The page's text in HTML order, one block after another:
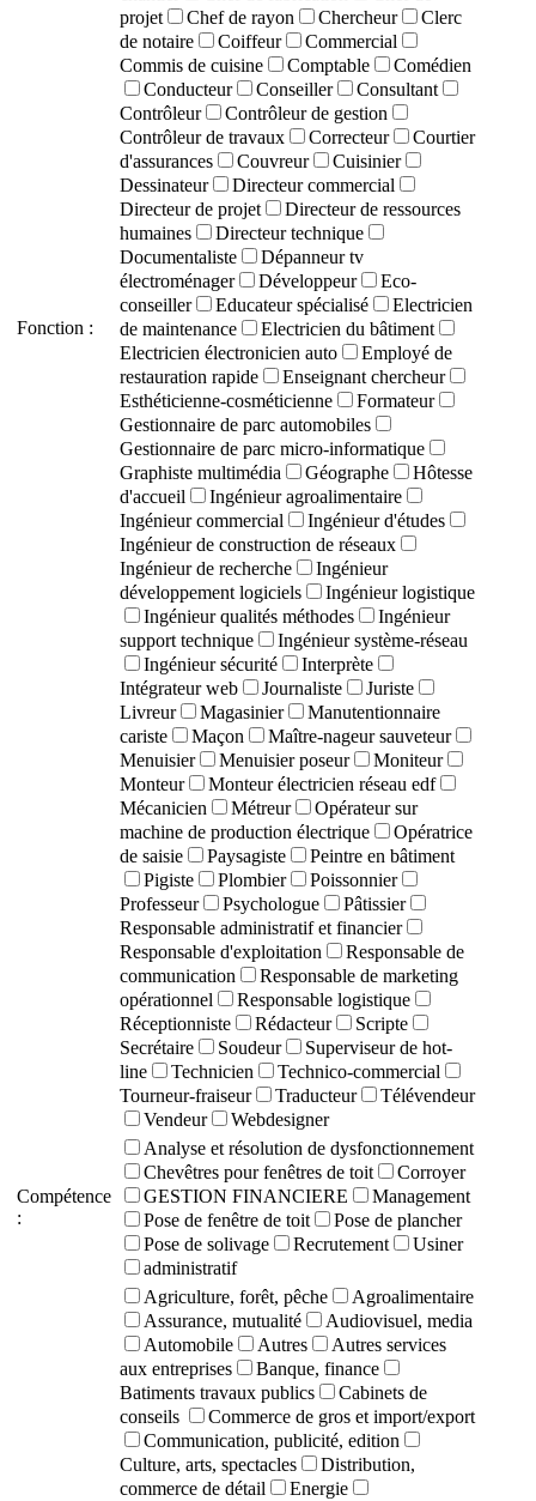
Fonction :
projet
Chef de rayon Chercheur
Clerc
de notaire
Coiffeur
Commercial
Commis de cuisine
Comptable
Comédien
Conducteur
Conseiller
Consultant
Contrôleur
Contrôleur de gestion
Contrôleur de travaux
Correcteur
Courtier
d'assurances
Couvreur
Cuisinier
Dessinateur
Directeur commercial
Directeur de projet
Directeur de ressources
humaines
Directeur technique
Documentaliste
Dépanneur tv
électroménager
Développeur
Eco-
conseiller
Educateur spécialisé
Electricien
de maintenance
Electricien du bâtiment
Electricien électronicien auto
Employé de
restauration rapide
Enseignant chercheur
Esthéticienne-cosméticienne
Formateur
Gestionnaire de parc automobiles
Gestionnaire de parc micro-informatique
Graphiste multimédia
Géographe
Hôtesse
d'accueil
Ingénieur agroalimentaire
Ingénieur commercial
Ingénieur d'études
Ingénieur de construction de réseaux
Ingénieur de recherche
Ingénieur
développement logiciels
Ingénieur logistique
Ingénieur qualités méthodes
Ingénieur
support technique
Ingénieur système-réseau
Ingénieur sécurité
Interprète
Intégrateur web
Journaliste
Juriste
Livreur
Magasinier
Manutentionnaire
cariste
Maçon
Maître-nageur sauveteur
Menuisier
Menuisier poseur
Moniteur
Monteur
Monteur électricien réseau edf
Mécanicien
Métreur
Opérateur sur
machine de production électrique
Opératrice
de saisie
Paysagiste
Peintre en bâtiment
Pigiste
Plombier
Poissonnier
Professeur
Psychologue
Pâtissier
Responsable administratif et financier
Responsable d'exploitation
Responsable de
communication
Responsable de marketing
opérationnel
Responsable logistique
Réceptionniste
Rédacteur
Scripte
Secrétaire
Soudeur
Superviseur de hot-
line
Technicien
Technico-commercial
Tourneur-fraiseur
Traducteur
Télévendeur
Vendeur
Webdesigner
Compétence
:
Analyse et résolution de dysfonctionnement
Chevêtres pour fenêtres de toit
Corroyer
GESTION FINANCIERE
Management
Pose de fenêtre de toit
Pose de plancher
Pose de solivage
Recrutement
Usiner
administratif
Agriculture, forêt, pêche
Agroalimentaire
Assurance, mutualité
Audiovisuel, media
Automobile
Autres
Autres services
aux entreprises
Banque, finance
Batiments travaux publics
Cabinets de
conseils
Commerce de gros et import/export
Communication, publicité, edition
Culture, arts, spectacles
Distribution,
commerce de détail
Energie